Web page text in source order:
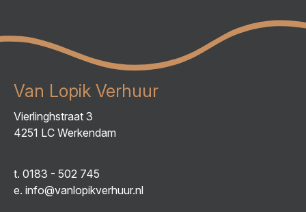
Van Lopik Verhuur
Vierlinghstraat 3
4251 LC Werkendam
t. 0183 - 502 745
e. info@vanlopikverhuur.nl